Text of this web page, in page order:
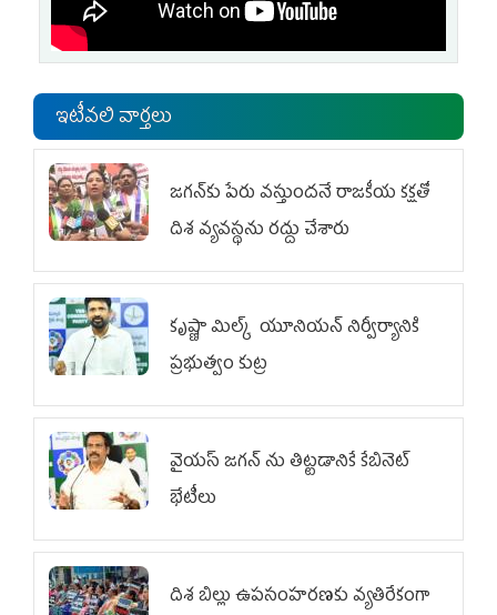
ఇటీవలి వార్తలు
జగన్‌కు పేరు వస్తుందనే రాజకీయ కక్షతో
దిశ వ్య‌వ‌స్థ‌ను రద్దు చేశారు
కృష్ణా మిల్క్‌ యూనియన్‌ నిర్వీర్యానికి
ప్రభుత్వం కుట్ర
వైయ‌స్ జగన్‌ ను తిట్టడానికే కేబినెట్‌
భేటీలు
దిశ బిల్లు ఉపసంహరణకు వ్యతిరేకంగా